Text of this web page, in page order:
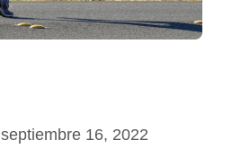
septiembre 16, 2022